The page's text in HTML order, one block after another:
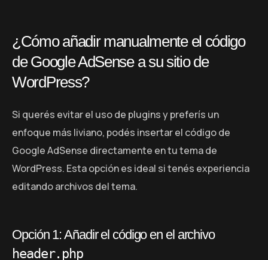
¿Cómo añadir manualmente el código
de Google AdSense a su sitio de
WordPress?
Si querés evitar el uso de plugins y preferís un
enfoque más liviano, podés insertar el código de
Google AdSense directamente en tu tema de
WordPress. Esta opción es ideal si tenés experiencia
editando archivos del tema.
Opción 1: Añadir el código en el archivo
header.php